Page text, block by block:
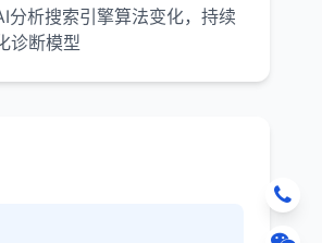
分析搜索引擎算法变化，持续
诊断模型